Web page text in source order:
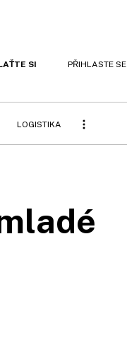
SI PŘIHLASTE SE
LOGISTIKA